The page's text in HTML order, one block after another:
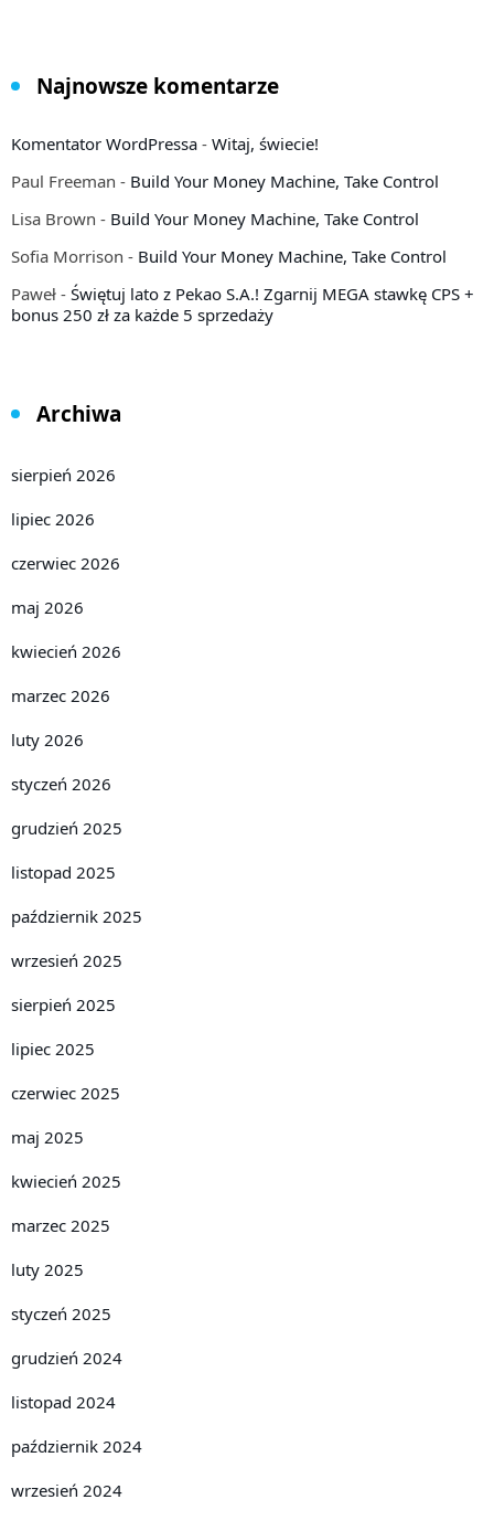
Najnowsze komentarze
Komentator WordPressa - Witaj, świecie!
Paul Freeman - Build Your Money Machine, Take Control
Lisa Brown - Build Your Money Machine, Take Control
Sofia Morrison - Build Your Money Machine, Take Control
Paweł - Świętuj lato z Pekao S.A.! Zgarnij MEGA stawkę CPS +
bonus 250 zł za każde 5 sprzedaży
Archiwa
sierpień 2026
lipiec 2026
czerwiec 2026
maj 2026
kwiecień 2026
marzec 2026
luty 2026
styczeń 2026
grudzień 2025
listopad 2025
październik 2025
wrzesień 2025
sierpień 2025
lipiec 2025
czerwiec 2025
maj 2025
kwiecień 2025
marzec 2025
luty 2025
styczeń 2025
grudzień 2024
listopad 2024
październik 2024
wrzesień 2024